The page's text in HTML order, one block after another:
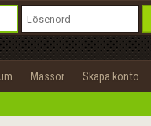
Mässor Skapa konto